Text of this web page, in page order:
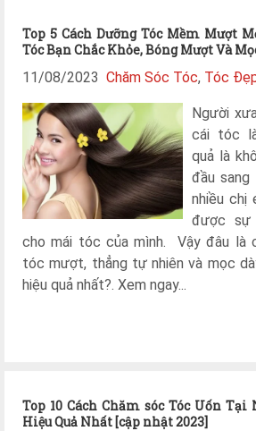
Top 5 Cách Dưỡng Tóc Mềm Mượt
Tóc Bạn Chắc Khỏe, Bóng Mượt Và
11/08/2023 Chăm Sóc Tóc, Tóc
Người
cái tóc
quả là
đầu
nhiều chị
được sự
cho mái tóc của mình. Vậy đâu là
tóc mượt, thẳng tự nhiên và mọc
hiệu quả nhất?. Xem ngay...
Top 10 Cách Chăm sóc Tóc Uốn Tại
Hiệu Quả Nhất [cập nhật 2023]